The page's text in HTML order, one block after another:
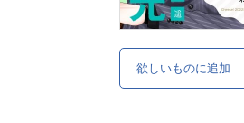
欲しいものに追加